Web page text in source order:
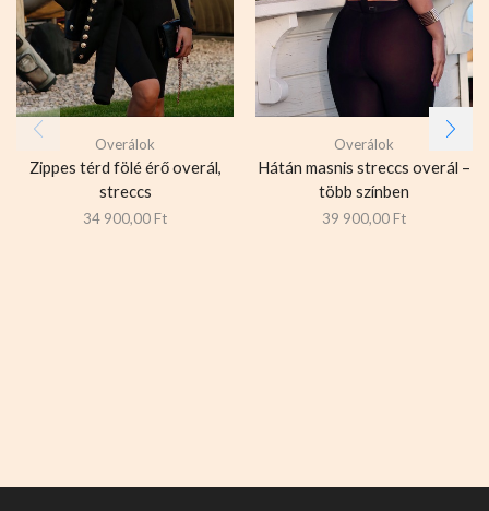
Overálok
Zippes térd fölé érő overál,
streccs
34 900,00 Ft
Overálok
Hátán masnis streccs overál –
több színben
39 900,00 Ft